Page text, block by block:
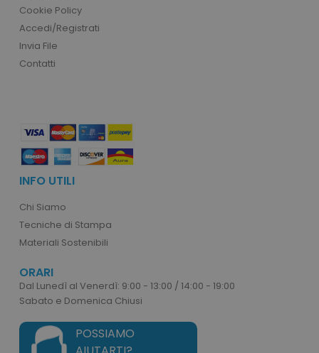
Cookie Policy
Accedi/Registrati
Invia File
Contatti
INFO UTILI
Chi Siamo
Tecniche di Stampa
Materiali Sostenibili
ORARI
Dal Lunedì al Venerdì: 9:00 - 13:00 / 14:00 - 19:00
Sabato e Domenica Chiusi
POSSIAMO
recently_compared_product
mage-cache-storage